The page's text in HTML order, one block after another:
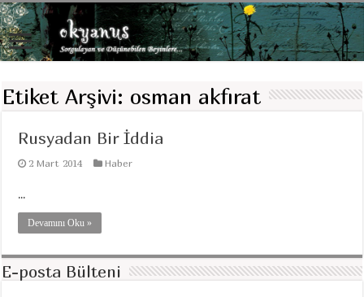
Etiket Arşivi: osman akfırat
Rusyadan Bir İddia
2 Mart 2014 Haber
...
Devamını Oku »
E-posta Bülteni